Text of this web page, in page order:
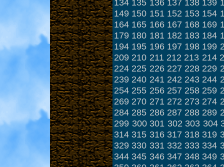
134 135 136 137 138 139
149 150 151 152 153 154
164 165 166 167 168 169
179 180 181 182 183 184
194 195 196 197 198 199
209 210 211 212 213 214
224 225 226 227 228 229
239 240 241 242 243 244
254 255 256 257 258 259
269 270 271 272 273 274
284 285 286 287 288 289
299 300 301 302 303 304
314 315 316 317 318 319
329 330 331 332 333 334
344 345 346 347 348 349